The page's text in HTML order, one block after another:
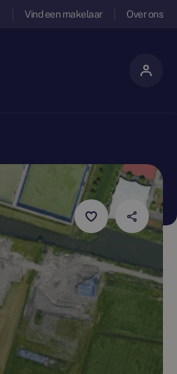
Vind een makelaar Over ons